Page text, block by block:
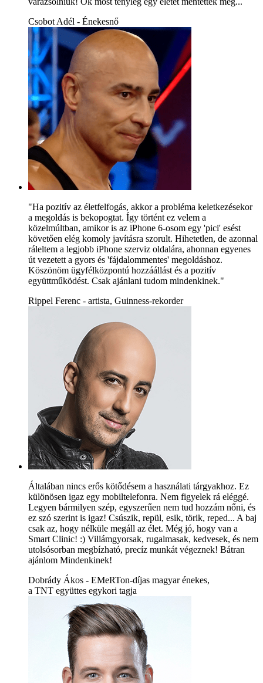
Csobot Adél - Énekesnő
"Ha pozitív az életfelfogás, akkor a probléma keletkezésekor
a megoldás is bekopogtat. Így történt ez velem a
közelmúltban, amikor is az iPhone 6-osom egy 'pici' esést
követően elég komoly javításra szorult. Hihetetlen, de azonnal
ráleltem a legjobb iPhone szerviz oldalára, ahonnan egyenes
út vezetett a gyors és 'fájdalommentes' megoldáshoz.
Köszönöm ügyfélközpontú hozzáállást és a pozitív
együttműködést. Csak ajánlani tudom mindenkinek."
Rippel Ferenc - artista, Guinness-rekorder
Általában nincs erős kötődésem a használati tárgyakhoz. Ez
különösen igaz egy mobiltelefonra. Nem figyelek rá eléggé.
Legyen bármilyen szép, egyszerűen nem tud hozzám nőni, és
ez szó szerint is igaz! Csúszik, repül, esik, törik, reped... A baj
csak az, hogy nélküle megáll az élet. Még jó, hogy van a
Smart Clinic! :) Villámgyorsak, rugalmasak, kedvesek, és nem
utolsósorban megbízható, precíz munkát végeznek! Bátran
ajánlom Mindenkinek!
Dobrády Ákos - EMeRTon-díjas magyar énekes,
a TNT együttes egykori tagja